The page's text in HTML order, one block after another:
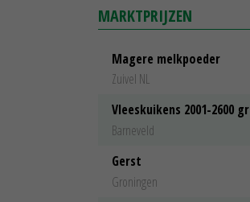
MARKTPRIJZEN
Magere melkpoeder
Zuivel NL
Vleeskuikens 2001-2600 gr
Barneveld
Gerst
Groningen